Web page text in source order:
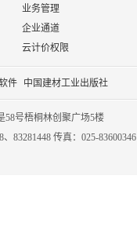
业务管理
企业通道
云计价权限
件 中国建材工业出版社
58号梧桐林创聚广场5楼
、83281448 传真：025-83600346